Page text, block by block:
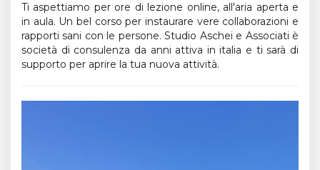
Ti aspettiamo per ore di lezione online, all'aria aperta e
in aula. Un bel corso per instaurare vere collaborazioni e
rapporti sani con le persone. Studio Aschei e Associati è
società di consulenza da anni attiva in italia e ti sarà di
supporto per aprire la tua nuova attività.